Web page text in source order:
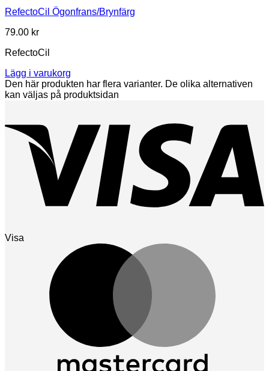
RefectoCil Ögonfrans/Brynfärg
79.00 kr
RefectoCil
Lägg i varukorg
Den här produkten har flera varianter. De olika alternativen
kan väljas på produktsidan
Visa